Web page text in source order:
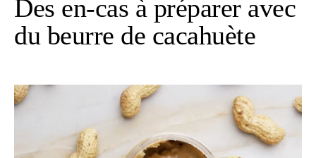
Des en-cas à préparer avec
du beurre de cacahuète